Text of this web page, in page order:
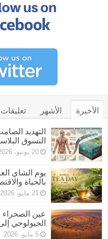
الأخيرة الأشهر تعليقات
التهديد
التسوق
20 يونيو، 2026
يوم الشاي
بالحياة
21 مايو، 2026
عين الصحراء
الجيولوجي
5 مايو، 2026